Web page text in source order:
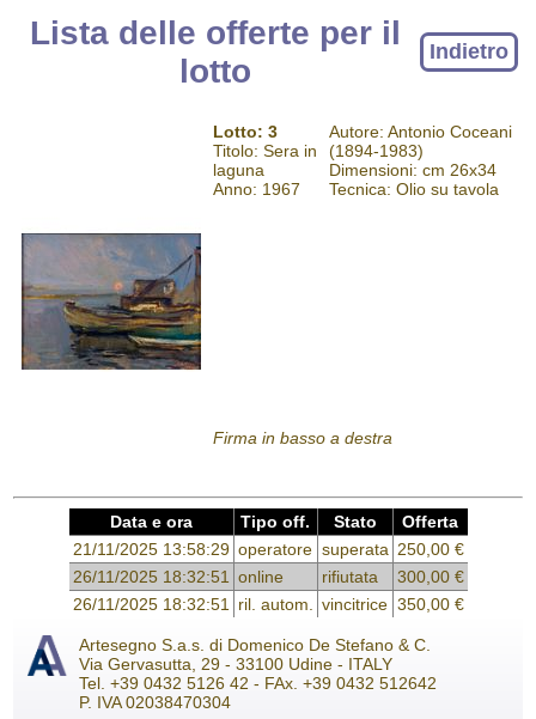
Lista delle offerte per il
lotto
Indietro
Lotto: 3
Titolo: Sera in
laguna
Anno: 1967
Autore: Antonio Coceani
(1894-1983)
Dimensioni: cm 26x34
Tecnica: Olio su tavola
Firma in basso a destra
Data e ora Tipo off. Stato
Offerta
21/11/2025 13:58:29 operatore superata 250,00 €
26/11/2025 18:32:51
online rifiutata
300,00 €
26/11/2025 18:32:51
ril. autom. vincitrice 350,00 €
Artesegno S.a.s. di Domenico De Stefano & C.
Via Gervasutta, 29 - 33100 Udine - ITALY
Tel. +39 0432 5126 42 - FAx. +39 0432 512642
P. IVA 02038470304